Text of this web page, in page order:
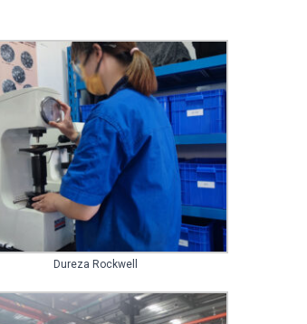
Dureza Rockwell